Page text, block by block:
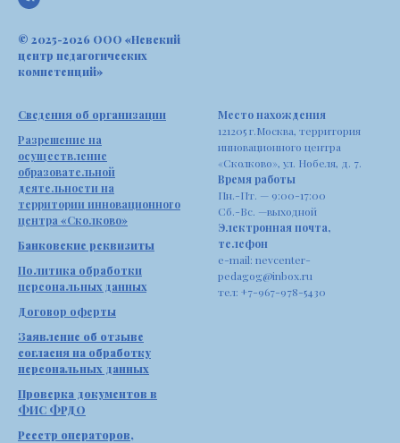
© 2025-2026 ООО «Невский
центр педагогических
компетенций»
Сведения об организации
Разрешение на
осуществление
образовательной
деятельности на
территории инновационного
центра «Сколково»
Банковские реквизиты
Политика обработки
персональных данных
Договор оферты
Заявление об отзыве
согласия на обработку
персональных данных
Проверка документов в
ФИС ФРДО
Реестр операторов,
Место нахождения
121205 г.Москва, территория
инновационного центра
«Сколково», ул. Нобеля, д. 7.
Время работы
Пн.-Пт. — 9:00-17:00
Сб.-Вс. —выходной
Электронная почта,
телефон
e-mail: nevcenter-
pedagog@inbox.ru
тел: +7-967-978-5430